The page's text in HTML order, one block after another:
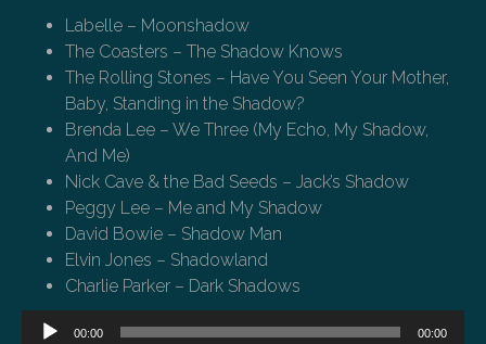
Labelle – Moonshadow
The Coasters – The Shadow Knows
The Rolling Stones – Have You Seen Your Mother,
Baby, Standing in the Shadow?
Brenda Lee – We Three (My Echo, My Shadow,
And Me)
Nick Cave & the Bad Seeds – Jack’s Shadow
Peggy Lee – Me and My Shadow
David Bowie – Shadow Man
Elvin Jones – Shadowland
Charlie Parker – Dark Shadows
Audio
00:00 00:00